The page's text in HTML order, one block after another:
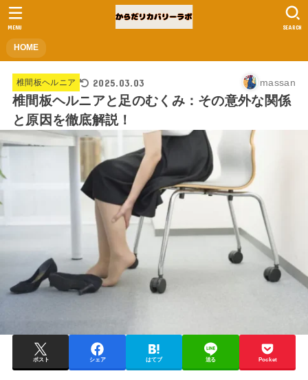
HOME
SEARCH
MENU
椎間板ヘルニア 2025.03.03 massan
椎間板ヘルニアと足のむくみ：その意外な関係
と原因を徹底解説！
ポスト シェア はてブ 送る Pocket